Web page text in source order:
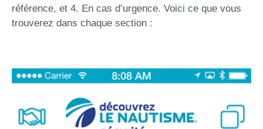
référence, et 4. En cas d’urgence. Voici ce que vous
trouverez dans chaque section :